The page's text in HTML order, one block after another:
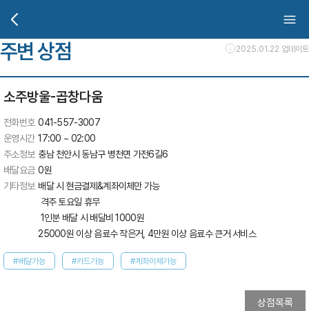
주변 상점 2025.01.22 업데이트
소주방울-곱창다움
전화번호 041-557-3007
운영시간 17:00 ~ 02:00
주소정보 충남 천안시 동남구 병천면 가전6길6
배달요금 0원
기타정보 배달 시 현금결제&계좌이체만 가능
25000원 이상 음료수 작은거, 4만원 이상 음료수 큰거 서비스
#배달가능 #카드가능 #계좌이체가능
상점목록